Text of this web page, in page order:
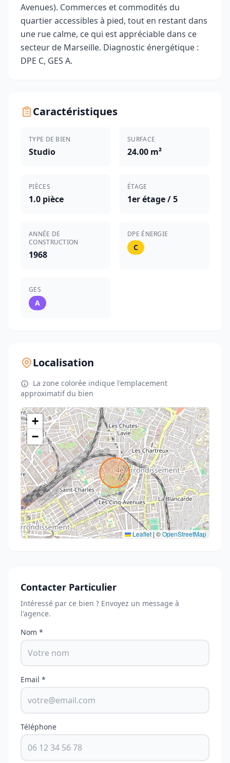
Avenues). Commerces et commodités du
quartier accessibles à pied, tout en restant dans
une rue calme, ce qui est appréciable dans ce
secteur de Marseille. Diagnostic énergétique :
DPE C, GES A.
Caractéristiques
TYPE DE BIEN
Studio
SURFACE
24.00 m²
PIÈCES
1.0 pièce
ÉTAGE
1er étage / 5
ANNÉE DE
CONSTRUCTION
1968
DPE ÉNERGIE
C
GES
A
Localisation
La zone colorée indique l'emplacement
approximatif du bien
+
−
Leaflet|©OpenStreetMap
Contacter Particulier
Intéressé par ce bien ? Envoyez un message à
l'agence.
Nom *
Email *
Téléphone